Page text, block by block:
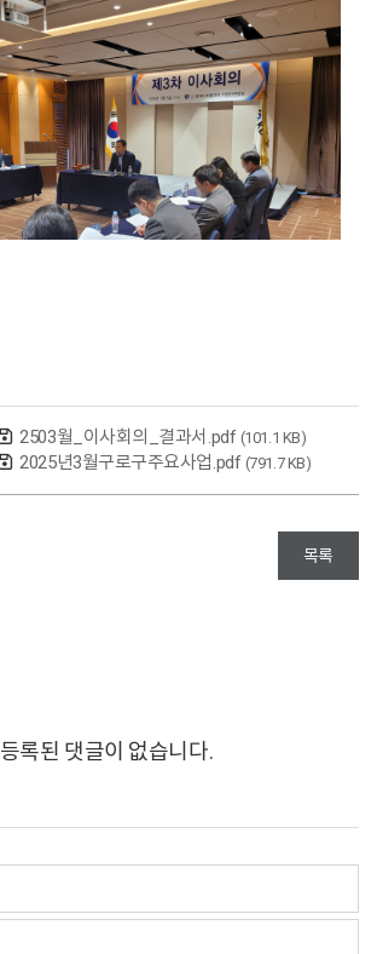
2503월_이사회의_결과서.pdf (101.1 KB)
2025년3월구로구주요사업.pdf (791.7 KB)
목록
등록된 댓글이 없습니다.